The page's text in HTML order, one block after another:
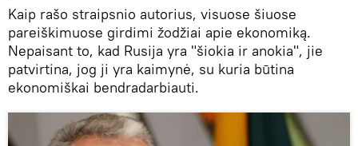
Kaip rašo straipsnio autorius, visuose šiuose
pareiškimuose girdimi žodžiai apie ekonomiką.
Nepaisant to, kad Rusija yra "šiokia ir anokia", jie
patvirtina, jog ji yra kaimynė, su kuria būtina
ekonomiškai bendradarbiauti.